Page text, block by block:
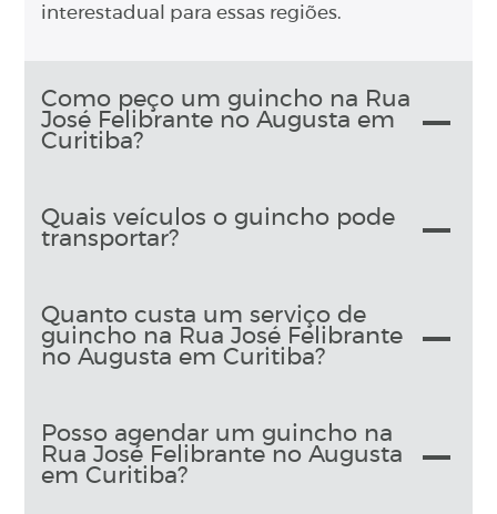
interestadual para essas regiões.
Como peço um guincho na Rua
José Felibrante no Augusta em
Curitiba?
Quais veículos o guincho pode
transportar?
Quanto custa um serviço de
guincho na Rua José Felibrante
no Augusta em Curitiba?
Posso agendar um guincho na
Rua José Felibrante no Augusta
em Curitiba?